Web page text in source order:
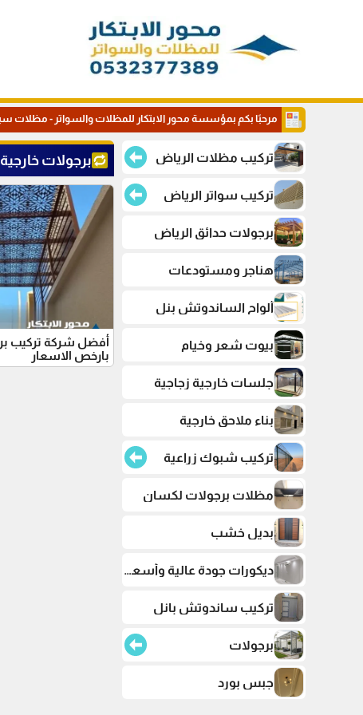
مرحبًا بكم بمؤسسة محور الابتكار للمظلات والسواتر - مظلات
تركيب مظلات الرياض
تركيب سواتر الرياض
برجولات حدائق الرياض
هناجر ومستودعات
ألواح الساندوتش بنل
بيوت شعر وخيام
جلسات خارجية زجاجية
بناء ملاحق خارجية
تركيب شبوك زراعية
مظلات برجولات لكسان
بديل خشب
ديكورات جودة عالية وأسعار تنافسية
تركيب ساندوتش بانل
برجولات
جبس بورد
برجولات خارجية
أفضل شركة تركيب
بارخص الاسعار